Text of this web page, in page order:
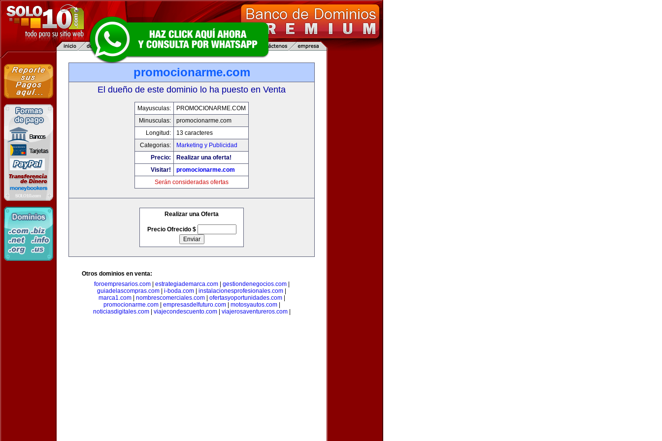
promocionarme.com
El dueño de este dominio lo ha puesto en Venta
Mayusculas:
PROMOCIONARME.COM
Minusculas:
promocionarme.com
Longitud:
13 caracteres
Categorias:
Marketing y Publicidad
Precio:
Realizar una oferta!
Visitar!
promocionarme.com
Serán consideradas ofertas
Realizar una Oferta
Precio Ofrecido $
Otros dominios en venta:
foroempresarios.com| estrategiademarca.com| gestiondenegocios.com|
guiadelascompras.com
i-boda.com instalacionesprofesionales.com
marca1.com| nombrescomerciales.com| ofertasyoportunidades.com|
promocionarme.com| empresasdelfuturo.com| motosyautos.com|
noticiasdigitales.com| viajecondescuento.com| viajerosaventureros.com|